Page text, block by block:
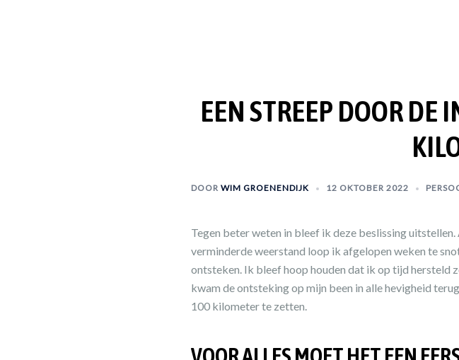
EEN STREEP DOOR
DOOR WIM GROENENDIJK 12 OKTOBER 2022
Tegen beter weten in bleef ik deze beslissing
verminderde weerstand loop ik afgelopen weken te
ontsteken. Ik bleef hoop houden dat ik op tijd hersteld
kwam de ontsteking op mijn been in alle hevigheid
100 kilometer te zetten.